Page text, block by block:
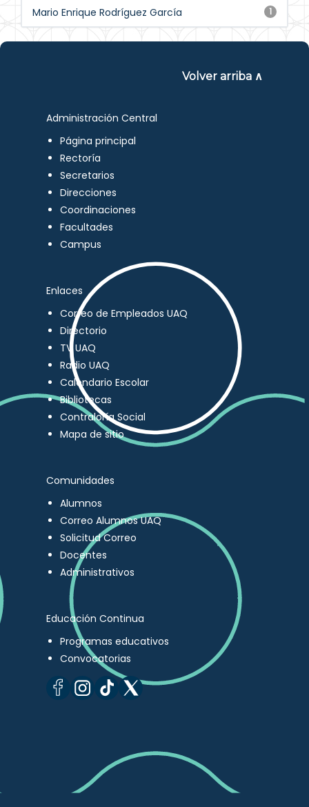
1
Mario Enrique Rodríguez García
Volver arriba ∧
Administración Central
Página principal
Rectoría
Secretarios
Direcciones
Coordinaciones
Facultades
Campus
Enlaces
Correo de Empleados UAQ
Directorio
TV UAQ
Radio UAQ
Calendario Escolar
Bibliotecas
Contraloría Social
Mapa de sitio
Comunidades
Alumnos
Correo Alumnos UAQ
Solicitud Correo
Docentes
Administrativos
Educación Continua
Programas educativos
Convocatorias